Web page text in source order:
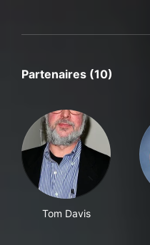
Partenaires (10)
Tom Davis